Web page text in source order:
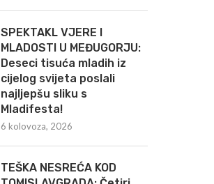
SPEKTAKL VJERE I
MLADOSTI U MEĐUGORJU:
Deseci tisuća mladih iz
cijelog svijeta poslali
najljepšu sliku s
Mladifesta!
6 kolovoza, 2026
TEŠKA NESREĆA KOD